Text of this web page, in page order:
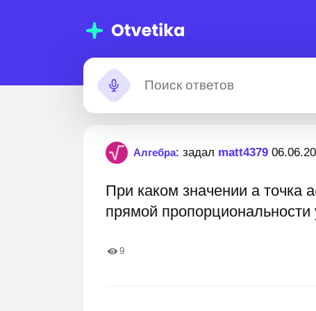
Алгебра: задал matt4379
При каком значении а точка
прямой пропорциональности
9
000+ пошаговых ответов
Застрял?
Лучшие эксперты